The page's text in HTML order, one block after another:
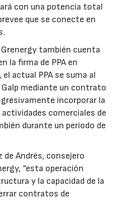
con una potencia total
que se conecte en
también cuenta
la firma de PPA en
actual PPA se suma al
mediante un contrato
incorporar la
comerciales de
durante un periodo de
de Andrés, consejero
“esta operación
y la capacidad de la
contratos de